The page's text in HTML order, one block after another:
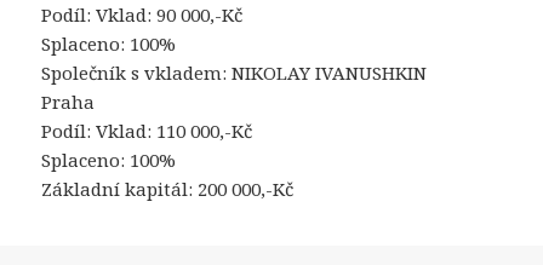
Podíl: Vklad: 90 000,-Kč
Splaceno: 100%
Společník s vkladem: NIKOLAY IVANUSHKIN
Praha
Podíl: Vklad: 110 000,-Kč
Splaceno: 100%
Základní kapitál: 200 000,-Kč